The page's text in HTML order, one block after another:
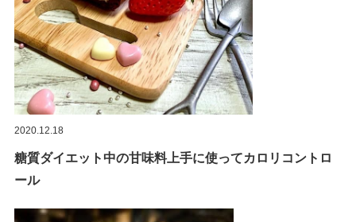
2020.12.18
糖質ダイエット中の甘味料上手に使ってカロリコントロ
ール